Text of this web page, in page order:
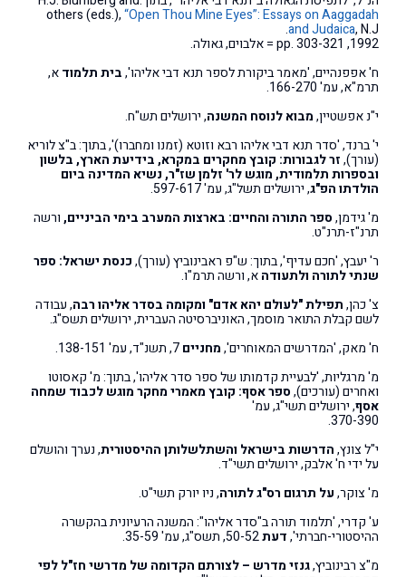
others (eds.),“Open Thou Mine Eyes”: Essays on Aaggadah
and Judaica, N.J.
1992, pp. 303-321 = אלבוים, גאולה.
ח' אפפנהיים, 'מאמר ביקורת לספר תנא דבי אליהו',בית תלמודא,
תרמ"א, עמ' 166-270.
י"נ אפשטיין,מבוא לנוסח המשנה, ירושלים תש"ח.
י' ברנד, 'סדר תנא דבי אליהו רבא וזוטא (זמנו ומחברו)', בתוך: ב"צ לוריא
(עורך),זר לגבורות: קובץ מחקרים במקרא, בידיעת הארץ, בלשון
ובספרות תלמודית, מוגש לר' זלמן שז"ר, נשיא המדינה ביום
הולדתו הפ"ג, ירושלים תשל"ג, עמ' 597-617.
מ' גידמן,ספר התורה והחיים: בארצות המערב בימי הביניים,ורשה
תרנ"ז-תרנ"ט.
ר' יעבץ, 'חכם עדיף', בתוך: ש"פ ראבינוביץ (עורך),כנסת ישראל: ספר
שנתי לתורה ולתעודהא, ורשה תרמ"ו.
צ' כהן,תפילת "לעולם יהא אדם" ומקומה בסדר אליהו רבה, עבודה
לשם קבלת התואר מוסמך, האוניברסיטה העברית, ירושלים תשס"ג.
ח' מאק, 'המדרשים המאוחרים',מחניים
מ' מרגליות, 'לבעיית קדמותו של ספר סדר אליהו', בתוך: מ' קאסוטו
ואחרים (עורכים),ספר אסף: קובץ מאמרי מחקר מוגש לכבוד שמחה
אסף, ירושלים תשי"ג, עמ'
370-390.
י"ל צונץ,הדרשות בישראל והשתלשלותן ההיסטורית, נערך והושלם
על ידי ח' אלבק, ירושלים תשי"ד.
מ' צוקר,על תרגום רס"ג לתורה, ניו יורק תשי"ט.
ע' קדרי, 'תלמוד תורה ב"סדר אליהו": המשנה הרעיונית בהקשרה
ההיסטורי-חברתי',דעת
מ"צ רבינוביץ,גנזי מדרש –לצורתם הקדומה של מדרשי חז"ל לפי